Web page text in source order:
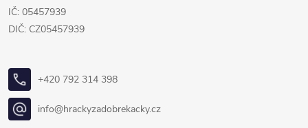
IČ: 05457939
DIČ: CZ05457939
+420 792 314 398
info@hrackyzadobrekacky.cz